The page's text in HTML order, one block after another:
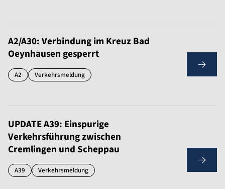
A2/A30: Verbindung im Kreuz Bad
Oeynhausen gesperrt
A2 Verkehrsmeldung
UPDATE A39: Einspurige
Verkehrsführung zwischen
Cremlingen und Scheppau
A39 Verkehrsmeldung